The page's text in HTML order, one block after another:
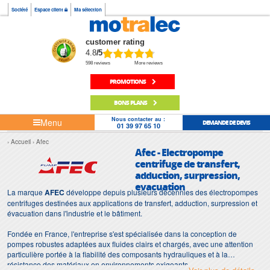
Société Espace client Ma sélection
customer rating
4.8/5
598 reviews More reviews
PROMOTIONS
BONS PLANS
Menu Nous contacter au :
01 39 97 65 10 DEMANDE DE DEVIS
Accueil Afec
Afec - Electropompe
centrifuge de transfert,
adduction, surpression,
evacuation
La marqueAFEC développe depuis plusieurs décennies des électropompes
centrifuges destinées aux applications de transfert, adduction, surpression et
évacuation dans l'industrie et le bâtiment.
Fondée en France, l'entreprise s'est spécialisée dans la conception de
pompes robustes adaptées aux fluides clairs et chargés, avec une attention
particulière portée à la fiabilité des composants hydrauliques et à la
résistance des matériaux en environnements exigeants.